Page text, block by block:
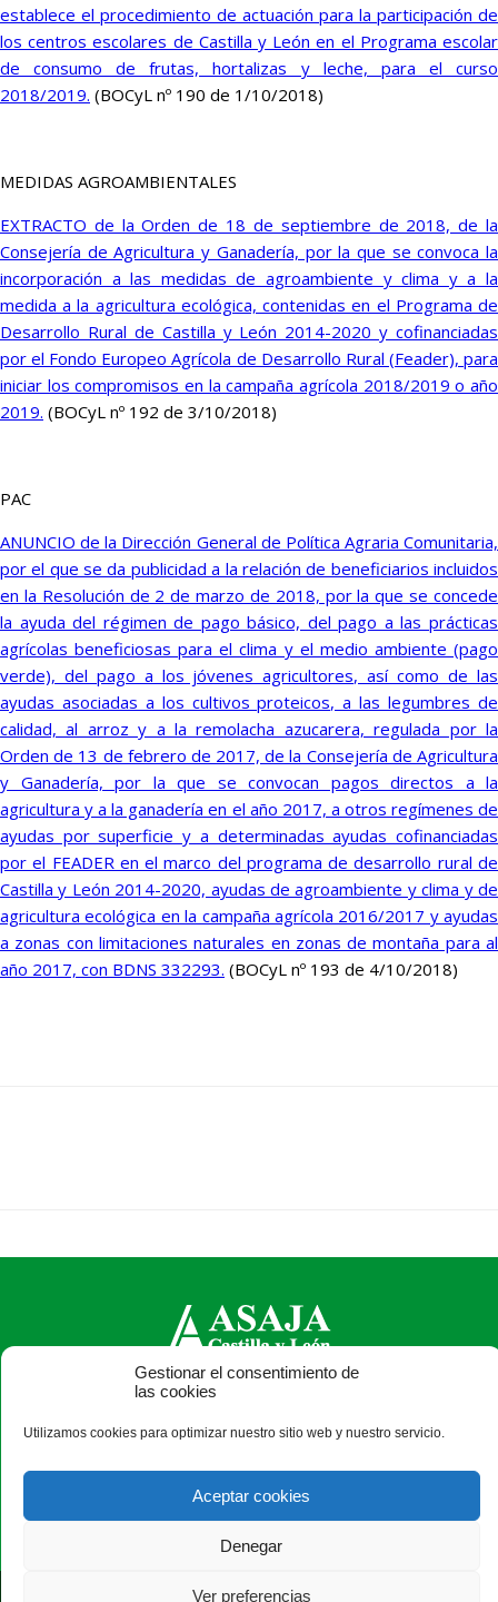
Gestionar el consentimiento de
las cookies
Utilizamos cookies para optimizar nuestro sitio web y nuestro servicio.
Aceptar cookies
Denegar
Ver preferencias
establece el procedimiento de actuación para la participación de
los centros escolares de Castilla y León en el Programa escolar
de consumo de frutas, hortalizas y leche, para el curso
2018/2019. (BOCyL nº 190 de 1/10/2018)
MEDIDAS AGROAMBIENTALES
EXTRACTO de la Orden de 18 de septiembre de 2018, de la
Consejería de Agricultura y Ganadería, por la que se convoca la
incorporación a las medidas de agroambiente y clima y a la
medida a la agricultura ecológica, contenidas en el Programa de
Desarrollo Rural de Castilla y León 2014-2020 y cofinanciadas
por el Fondo Europeo Agrícola de Desarrollo Rural (Feader), para
iniciar los compromisos en la campaña agrícola 2018/2019 o año
2019. (BOCyL nº 192 de 3/10/2018)
PAC
ANUNCIO de la Dirección General de Política Agraria Comunitaria,
por el que se da publicidad a la relación de beneficiarios incluidos
en la Resolución de 2 de marzo de 2018, por la que se concede
la ayuda del régimen de pago básico, del pago a las prácticas
agrícolas beneficiosas para el clima y el medio ambiente (pago
verde), del pago a los jóvenes agricultores, así como de las
ayudas asociadas a los cultivos proteicos, a las legumbres de
calidad, al arroz y a la remolacha azucarera, regulada por la
Orden de 13 de febrero de 2017, de la Consejería de Agricultura
y Ganadería, por la que se convocan pagos directos a la
agricultura y a la ganadería en el año 2017, a otros regímenes de
ayudas por superficie y a determinadas ayudas cofinanciadas
por el FEADER en el marco del programa de desarrollo rural de
Castilla y León 2014-2020, ayudas de agroambiente y clima y de
agricultura ecológica en la campaña agrícola 2016/2017 y ayudas
a zonas con limitaciones naturales en zonas de montaña para al
año 2017, con BDNS 332293. (BOCyL nº 193 de 4/10/2018)
ASAJA Castilla y León - Jóvenes Agricultores
Calle Monasterio de Santa Isabel, nº 6 (bajo). CP 47015
info@asajacyl.com
© Aviso Legal | Xolido